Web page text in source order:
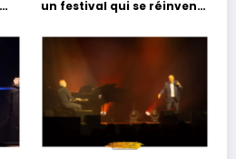
un festival qui se réinvente
grands moments de scène